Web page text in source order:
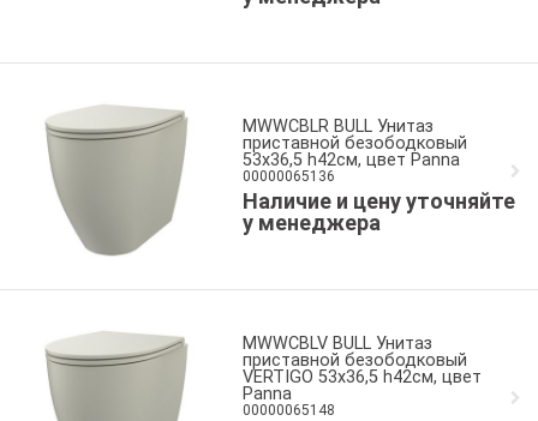
MWWCBLR BULL Унитаз
приставной безободковый
53x36,5 h42см, цвет Panna
00000065136
Наличие и цену уточняйте
у менеджера
MWWCBLV BULL Унитаз
приставной безободковый
VERTIGO 53x36,5 h42см, цвет
Panna
00000065148